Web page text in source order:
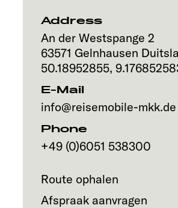
Address
An der Westspange 2
63571 Gelnhausen
50.18952855,
E-Mail
info@reisemobile-mkk.de
Phone
+49 (0)6051 538300
Route ophalen
Afspraak aanvragen